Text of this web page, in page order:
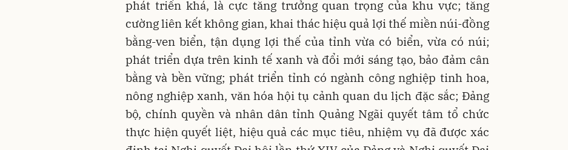
phát triển khá, là cực tăng trưởng quan trọng của khu vực; tăng
cường liên kết không gian, khai thác hiệu quả lợi thế miền núi-đồng
bằng-ven biển, tận dụng lợi thế của tỉnh vừa có biển, vừa có núi;
phát triển dựa trên kinh tế xanh và đổi mới sáng tạo, bảo đảm cân
bằng và bền vững; phát triển tỉnh có ngành công nghiệp tinh hoa,
nông nghiệp xanh, văn hóa hội tụ cảnh quan du lịch đặc sắc; Đảng
bộ, chính quyền và nhân dân tỉnh Quảng Ngãi quyết tâm tổ chức
thực hiện quyết liệt, hiệu quả các mục tiêu, nhiệm vụ đã được xác